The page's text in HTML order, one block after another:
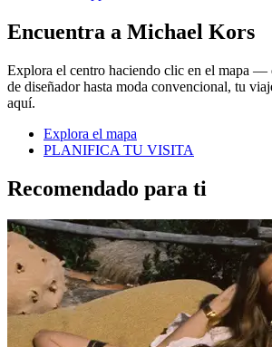
Encuentra a Michael Kors
Explora el centro haciendo clic en el mapa —
de diseñador hasta moda convencional, tu
aquí.
Explora el mapa
PLANIFICA TU VISITA
Recomendado para ti